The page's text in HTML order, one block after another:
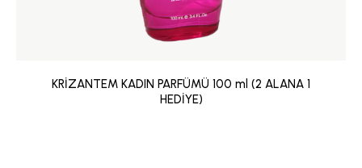
KRİZANTEM KADIN PARFÜMÜ 100 ml (2 ALANA 1
HEDİYE)